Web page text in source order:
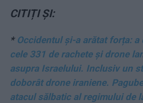
CITIȚI ȘI:
* Occidentul și-a arătat forța:
cele 331 de rachete și drone
asupra Israelului. Inclusiv un
doborât drone iraniene.
atacul sălbatic al regimului de